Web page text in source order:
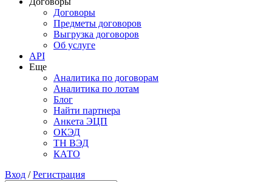
Договоры
Предметы договоров
Выгрузка договоров
Об услуге
API
Еще
Аналитика по договорам
Аналитика по лотам
Блог
Найти партнера
Анкета ЭЦП
ОКЭД
ТН ВЭД
КАТО
Вход /Регистрация